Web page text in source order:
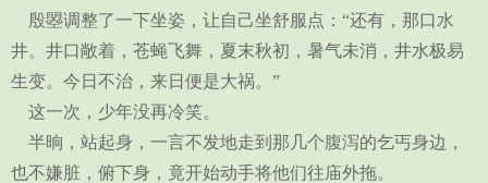
殷曌调整了一下坐姿，让自己坐舒服点：“还有，那口水
井。井口敞着，苍蝇飞舞，夏末秋初，暑气未消，井水极易
生变。今日不治，来日便是大祸。”
这一次，少年没再冷笑。
半晌，站起身，一言不发地走到那几个腹泻的乞丐身边，
也不嫌脏，俯下身，竟开始动手将他们往庙外拖。